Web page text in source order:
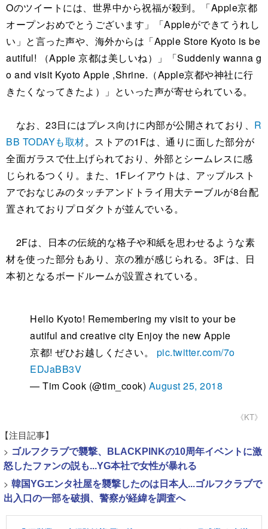
Oのツイートには、世界中から祝福が殺到。「Apple京都
オープンおめでとうございます」「Appleができてうれし
い」と言った声や、海外からは「Apple Store Kyoto is be
autiful! （Apple 京都は美しいね）」「Suddenly wanna g
o and visit Kyoto Apple ,Shrine.（Apple京都や神社に行
きたくなってきたよ）」といった声が寄せられている。
なお、23日にはプレス向けに内部が公開されており、 R
BB TODAYも取材。ストアの1Fは、通りに面した部分が
全面ガラスで仕上げられており、外部とシームレスに感
じられるつくり。また、1Fレイアウトは、アップルスト
アでおなじみのタッチアンドトライ用大テーブルが8台配
置されておりプロダクトが並んでいる。
2Fは、日本の伝統的な格子や和紙を思わせるような素
材を使った部分もあり、京の雅が感じられる。3Fは、日
本初となるボードルームが設置されている。
Hello Kyoto! Remembering my visit to your be
autiful and creative city Enjoy the new Apple
京都! ぜひお越しください。 pic.twitter.com/7o
EDJaBB3V
— Tim Cook (@tim_cook) August 25, 2018
《KT》
【注目記事】
> ゴルフクラブで襲撃、BLACKPINKの10周年イベントに激
怒したファンの説も...YG本社で女性が暴れる
> 韓国YGエンタ社屋を襲撃したのは日本人...ゴルフクラブで
出入口の一部を破損、警察が経緯を調査へ